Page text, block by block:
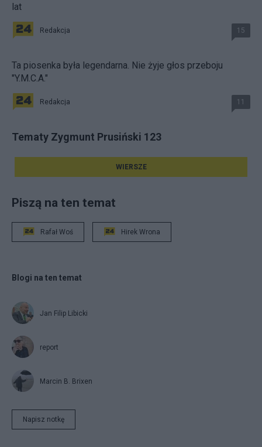
lat
Redakcja 15
Ta piosenka była legendarna. Nie żyje głos przeboju
"Y.M.C.A."
Redakcja 11
Tematy Zygmunt Prusiński 123
WIERSZE
Piszą na ten temat
Rafał Woś Hirek Wrona
Blogi na ten temat
Jan Filip Libicki
report
Marcin B. Brixen
Napisz notkę